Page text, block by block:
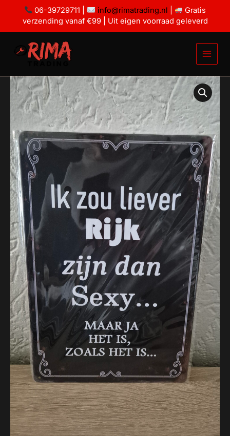
06-39729711 | info@rimatrading.nl
Gratis
verzending vanaf €99 | Uit eigen voorraad geleverd
Ik
zou
liever
rijk
zijn
dan
sexy
aantal
aantal